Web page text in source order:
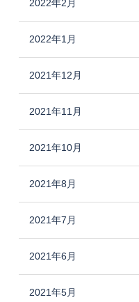
2022年2月
2022年1月
2021年12月
2021年11月
2021年10月
2021年8月
2021年7月
2021年6月
2021年5月